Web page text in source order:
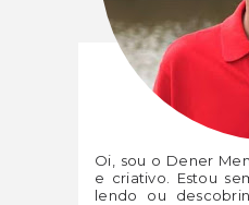
Oi, sou o Dener
e criativo. Estou
lendo ou